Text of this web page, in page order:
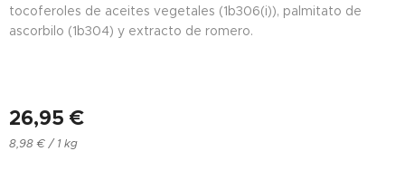
tocoferoles de aceites vegetales (1b306(i)), palmitato de
ascorbilo (1b304) y extracto de romero.
26,95 €
8,98 € / 1 kg